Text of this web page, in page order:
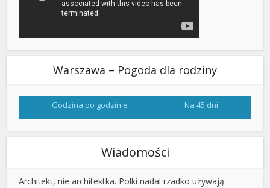
Warszawa – Pogoda dla rodziny
Godzina po godzinie Na 45 dni
Wiadomości
Architekt, nie architektka. Polki nadal rzadko używają